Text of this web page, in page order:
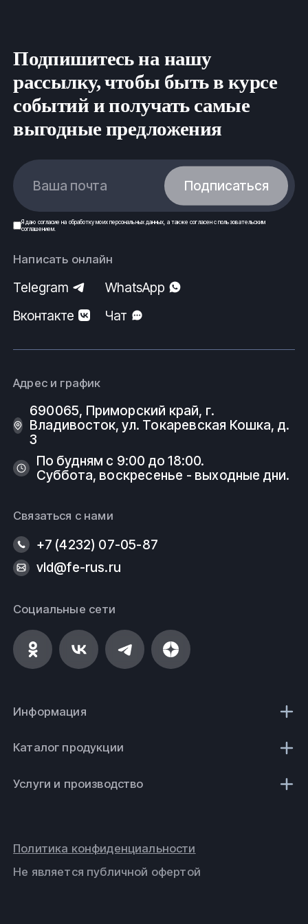
Подпишитесь на нашу
рассылку, чтобы быть в курсе
событий и получать самые
выгодные предложения
Ваша почта Подписаться
Я даю согласие на обработку моих персональных данных , а также согласен спользовательским
соглашением.
Написать онлайн
Telegram
WhatsApp
Вконтакте
Чат
Адрес и график
690065, Приморский край, г.
Владивосток, ул. Токаревская Кошка, д.
3
По будням с 9:00 до 18:00.
Суббота, воскресенье - выходные дни.
Связаться с нами
+7 (4232) 07-05-87
vld@fe-rus.ru
Социальные сети
Информация
Каталог продукции
Услуги и производство
Не является публичной офертой
Политика конфиденциальности